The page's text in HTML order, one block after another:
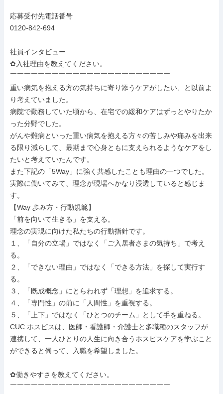
応募受付先電話番号
0120-842-694
社員インタビュー
✿入社理由を教えてください。
￣￣￣￣￣￣￣￣￣￣￣￣￣￣￣￣￣￣￣￣￣￣￣
重い病気を抱える方の気持ちに寄り添うケアがしたい、と以前よ
り考えていました。
病院で勤務していた頃から、在宅での緩和ケアはずっとやりたか
った分野でした。
がんや難病といった重い病気を抱える方々の苦しみや痛みを出来
る限り減らして、最期まで心身ともに支えられるようなケアをし
たいと考えていたんです。
また下記の「5Way」に強く共感したことも理由の一つでした。
実際に働いてみて、理念が現場へかなり浸透していると感じま
す。
【Way 歩み方・行動規範】
「前を向いて生きる」を支える。
理念の実現に向けた私たちの行動指針です。
１、「自分の立場」ではなく「ご入居者さまの気持ち」で考え
る。
２、「できない理由」ではなく「できる方法」を探して実行す
る。
３、「既成概念」にとらわれず「理想」を追求する。
４、「専門性」の前に「人間性」を重視する。
５、「上下」ではなく「ひとつのチーム」として手を重ねる。
CUC ホスピスは、医師・看護師・介護士と多職種のスタッフが
連携して、一人ひとりの人生に向き合うホスピスケアを学ぶこと
ができると伺って、入職を希望しました。
✿働きやすさを教えてください。
￣￣￣￣￣￣￣￣￣￣￣￣￣￣￣￣￣￣￣￣￣￣￣